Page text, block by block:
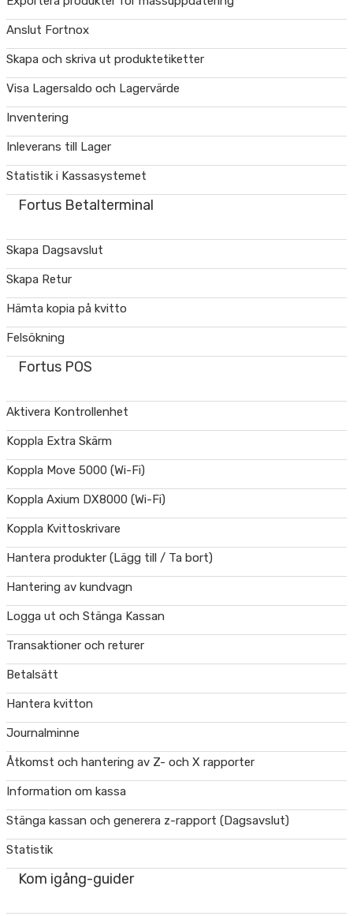
Anslut Fortnox
Skapa och skriva ut produktetiketter
Visa Lagersaldo och Lagervärde
Inventering
Inleverans till Lager
Statistik i Kassasystemet
Fortus Betalterminal
Skapa Dagsavslut
Skapa Retur
Hämta kopia på kvitto
Felsökning
Fortus POS
Aktivera Kontrollenhet
Koppla Extra Skärm
Koppla Move 5000 (Wi-Fi)
Koppla Axium DX8000 (Wi-Fi)
Koppla Kvittoskrivare
Hantera produkter (Lägg till / Ta bort)
Hantering av kundvagn
Logga ut och Stänga Kassan
Transaktioner och returer
Betalsätt
Hantera kvitton
Journalminne
Åtkomst och hantering av Z- och X rapporter
Information om kassa
Stänga kassan och generera z-rapport (Dagsavslut)
Statistik
Kom igång-guider